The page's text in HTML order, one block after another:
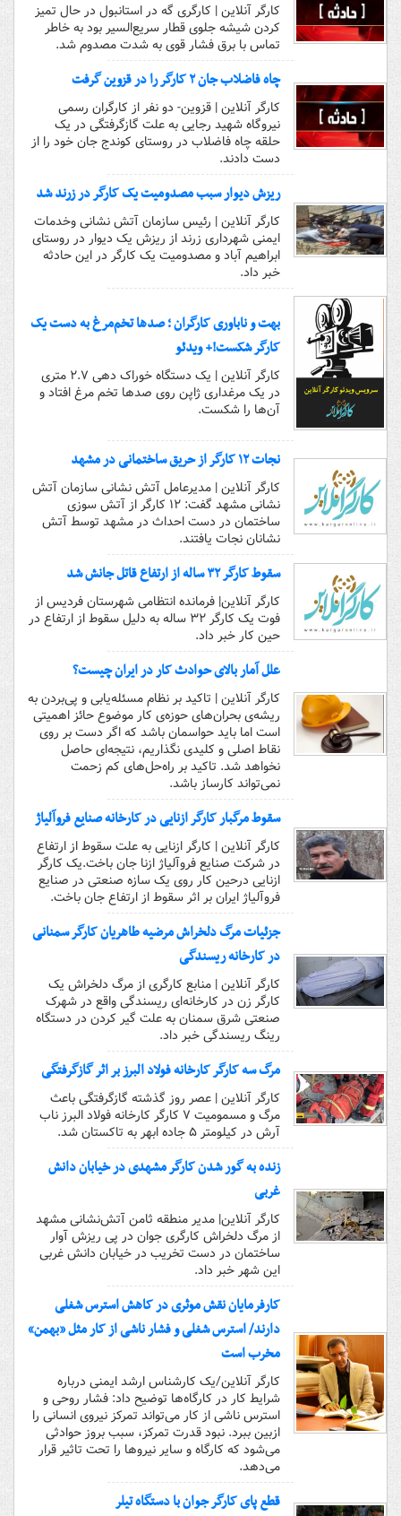
کارگر آنلاین | کارگری گه در استانبول در حال تمیز
کردن شیشه‌ جلوی قطار سریع‌السیر بود به خاطر
تماس با برق فشار قوی به شدت مصدوم شد.
چاه فاضلاب جان ۲ کارگر را در قزوین گرفت
کارگر آنلاین | قزوین- دو نفر از کارگران رسمی
نیروگاه شهید رجایی به علت گازگرفتگی در یک
حلقه چاه فاضلاب در روستای کوندج جان خود را از
دست دادند.
ریزش دیوار سبب مصدومیت یک کارگر در زرند شد
کارگر آنلاین | رئیس سازمان آتش نشانی وخدمات
ایمنی شهرداری زرند از ریزش یک دیوار در روستای
ابراهیم آباد و مصدومیت یک کارگر در این حادثه
خبر داد.
بهت و ناباوری کارگران ؛ صدها تخم‌مرغ به دست یک
کارگر شکست!+ ویدئو
کارگر آنلاین | یک دستگاه خوراک‌ دهی ۲.۷ متری
در یک مرغداری ژاپن روی صدها تخم مرغ افتاد و
آن‌ها را شکست.
نجات ۱۲ کارگر از حریق ساختمانی در مشهد
کارگر آنلاین | مدیرعامل آتش نشانی سازمان آتش
نشانی مشهد گفت: ۱۲ کارگر از آتش سوزی
ساختمان در دست احداث در مشهد توسط آتش
نشانان نجات یافتند.
سقوط کارگر ۳۲ ساله از ارتفاع قاتل جانش شد
کارگر آنلاین| فرمانده انتظامی شهرستان فردیس از
فوت یک کارگر ۳۲ ساله به دلیل سقوط از ارتفاع در
حین کار خبر داد.
علل آمار بالای حوادث کار در ایران چیست؟
کارگر آنلاین | تاکید بر نظام مسئله‌یابی و پی‌بردن به
ریشه‌ی بحران‌های حوزه‌ی کار موضوع حائز اهمیتی
است اما باید حواسمان باشد که اگر دست بر روی
نقاط اصلی و کلیدی نگذاریم، نتیجه‌ای حاصل
نخواهد شد. تاکید بر راه‌حل‌های کم زحمت
نمی‌تواند کارساز باشد.
سقوط مرگبار کارگر ازنایی در کارخانه صنایع فروآلیاژ
کارگر آنلاین | کارگر ازنایی به علت سقوط از ارتفاع
در شرکت صنایع فروآلیاژ ازنا جان باخت.یک کارگر
ازنایی درحین کار روی یک سازه صنعتی در صنایع
فروآلیاژ ایران بر اثر سقوط از ارتفاع جان باخت.
جزئیات مرگ دلخراش مرضیه طاهریان کارگر سمنانی
در کارخانه ریسندگی
کارگر آنلاین | منابع کارگری از مرگ دلخراش یک
کارگر زن در کارخانه‌ای ریسندگی واقع در شهرک
صنعتی شرق سمنان به علت گیر کردن در دستگاه
رینگ ریسندگی خبر داد.
مرگ سه کارگر کارخانه فولاد البرز بر اثر گازگرفتگی
کارگر آنلاین | عصر روز گذشته گازگرفتگی باعث
مرگ و مسمومیت ۷ کارگر کارخانه فولاد البرز ناب
آرش در کیلومتر ۵ جاده ابهر به تاکستان شد.
زنده به گور شدن کارگر مشهدی در خیابان دانش
غربی
کارگر آنلاین| مدیر منطقه ثامن آتش‌نشانی مشهد
از مرگ دلخراش کارگری جوان در پی ریزش آوار
ساختمان در دست تخریب در خیابان دانش غربی
این شهر خبر داد.
کارفرمایان نقش موثری در کاهش استرس شغلی
دارند/ استرس شغلی و فشار ناشی از کار مثل «بهمن»
مخرب است
کارگر آنلاین/یک کارشناس ارشد ایمنی درباره
شرایط کار در کارگاه‌ها توضیح داد: فشار روحی و
استرس ناشی از کار می‌تواند تمرکز نیروی انسانی را
ازبین ببرد. نبود قدرت تمرکز، سبب بروز حوادثی
می‌شود که کارگاه و سایر نیروها را تحت تاثیر قرار
می‌دهد.
قطع پای کارگر جوان با دستگاه تیلر